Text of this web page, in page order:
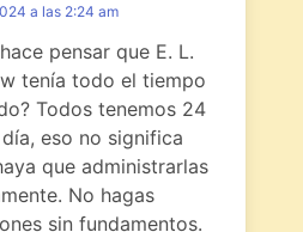
a las 2:24 am
pensar que E. L.
tenía todo el tiempo
Todos tenemos 24
eso no significa
que administrarlas
No hagas
sin fundamentos.